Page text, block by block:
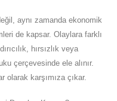
aynı zamanda ekonomik
de kapsar. Olaylara farklı
hırsızlık veya
çerçevesinde ele alınır.
karşımıza çıkar.